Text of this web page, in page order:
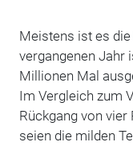
Meistens ist es die
vergangenen Jahr
Millionen Mal
Im Vergleich zum
Rückgang von
seien die milden